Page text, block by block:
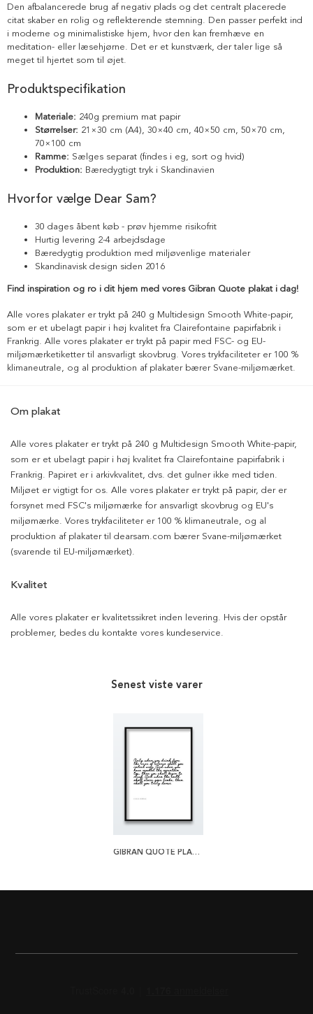
Den afbalancerede brug af negativ plads og det centralt placerede
citat skaber en rolig og reflekterende stemning. Den passer perfekt ind
i moderne og minimalistiske hjem, hvor den kan fremhæve en
meditation- eller læsehjørne. Det er et kunstværk, der taler lige så
meget til hjertet som til øjet.
Produktspecifikation
Materiale: 240g premium mat papir
Størrelser: 21×30 cm (A4), 30×40 cm, 40×50 cm, 50×70 cm,
70×100 cm
Ramme: Sælges separat (findes i eg, sort og hvid)
Produktion: Bæredygtigt tryk i Skandinavien
Hvorfor vælge Dear Sam?
30 dages åbent køb - prøv hjemme risikofrit
Hurtig levering 2-4 arbejdsdage
Bæredygtig produktion med miljøvenlige materialer
Skandinavisk design siden 2016
Find inspiration og ro i dit hjem med vores Gibran Quote plakat i dag!
Alle vores plakater er trykt på 240 g Multidesign Smooth White-papir,
som er et ubelagt papir i høj kvalitet fra Clairefontaine papirfabrik i
Frankrig. Alle vores plakater er trykt på papir med FSC- og EU-
miljømærketiketter til ansvarligt skovbrug. Vores trykfaciliteter er 100 %
klimaneutrale, og al produktion af plakater bærer Svane-miljømærket.
Om plakat
Alle vores plakater er trykt på 240 g Multidesign Smooth White-papir,
som er et ubelagt papir i høj kvalitet fra Clairefontaine papirfabrik i
Frankrig. Papiret er i arkivkvalitet, dvs. det gulner ikke med tiden.
Miljøet er vigtigt for os. Alle vores plakater er trykt på papir, der er
forsynet med FSC's miljømærke for ansvarligt skovbrug og EU's
miljømærke. Vores trykfaciliteter er 100 % klimaneutrale, og al
produktion af plakater til dearsam.com bærer Svane-miljømærket
(svarende til EU-miljømærket).
Kvalitet
Alle vores plakater er kvalitetssikret inden levering. Hvis der opstår
problemer, bedes du kontakte vores kundeservice.
Senest viste varer
GIBRAN QUOTE PLAKAT